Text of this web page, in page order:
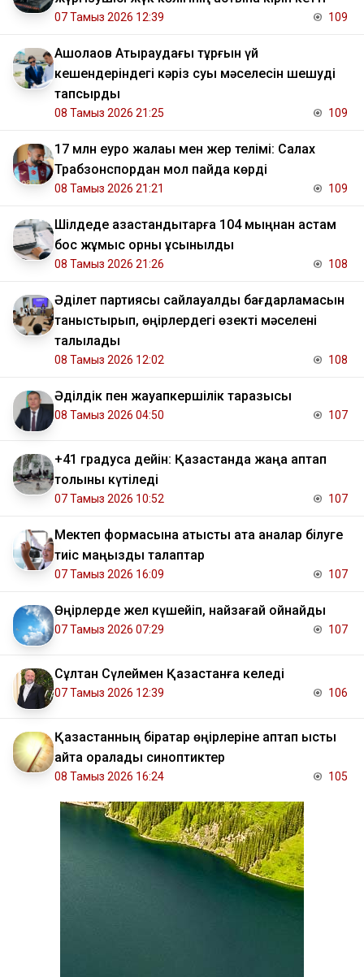
07 Тамыз 2026 12:39 109
​Ақшолақов Атыраудағы тұрғын үй
кешендеріндегі кәріз суы мәселесін шешуді
тапсырды
08 Тамыз 2026 21:25 109
17 млн еуро жалақы мен жер телімі: Салах
Трабзонспордан мол пайда көрді
08 Тамыз 2026 21:21 109
​Шілдеде қазақстандықтарға 104 мыңнан астам
бос жұмыс орны ұсынылды
08 Тамыз 2026 21:26 108
Әділет партиясы сайлауалды бағдарламасын
таныстырып, өңірлердегі өзекті мәселені
талқылады
08 Тамыз 2026 12:02 108
Әділдік пен жауапкершілік таразысы
08 Тамыз 2026 04:50 107
+41 градусқа дейін: Қазақстанда жаңа аптап
толқыны күтіледі
07 Тамыз 2026 10:52 107
Мектеп формасына қатысты ата аналар білуге
тиіс маңызды талаптар
07 Тамыз 2026 16:09 107
Өңірлерде жел күшейіп, найзағай ойнайды
07 Тамыз 2026 07:29 107
Сұлтан Сүлеймен Қазақстанға келеді
07 Тамыз 2026 12:39 106
Қазақстанның бірқатар өңірлеріне аптап ыстық
қайта оралады синоптиктер
08 Тамыз 2026 16:24 105